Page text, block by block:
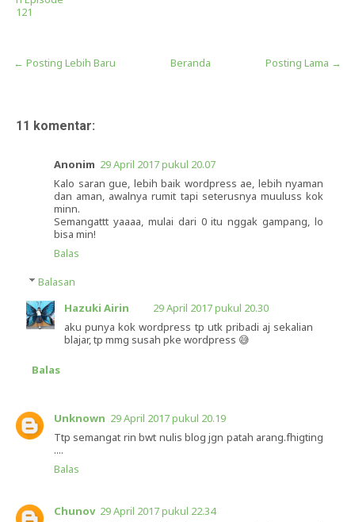
121
← Posting Lebih Baru Posting Lama →
Beranda
11 komentar:
Anonim 29 April 2017 pukul 20.07
Kalo saran gue, lebih baik wordpress ae, lebih nyaman
dan aman, awalnya rumit tapi seterusnya muuluss kok
minn.
Semangattt yaaaa, mulai dari 0 itu nggak gampang, lo
bisa min!
Balas
Balasan
Hazuki Airin
29 April 2017 pukul 20.30
aku punya kok wordpress tp utk pribadi aj sekalian
blajar, tp mmg susah pke wordpress 😅
Balas
Unknown 29 April 2017 pukul 20.19
Ttp semangat rin bwt nulis blog jgn patah arang.fhigting
....
Balas
Chunov 29 April 2017 pukul 22.34